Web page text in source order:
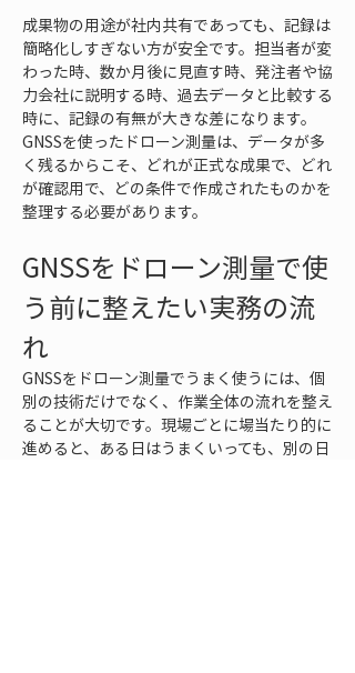
成果物の用途が社内共有であっても、記録は
簡略化しすぎない方が安全です。担当者が変
わった時、数か月後に見直す時、発注者や協
力会社に説明する時、過去データと比較する
時に、記録の有無が大きな差になります。
GNSSを使ったドローン測量は、データが多
く残るからこそ、どれが正式な成果で、どれ
が確認用で、どの条件で作成されたものかを
整理する必要があります。
GNSSをドローン測量で使
う前に整えたい実務の流
れ
GNSSをドローン測量でうまく使うには、個
別の技術だけでなく、作業全体の流れを整え
ることが大切です。現場ごとに場当たり的に
進めると、ある日はうまくいっても、別の日